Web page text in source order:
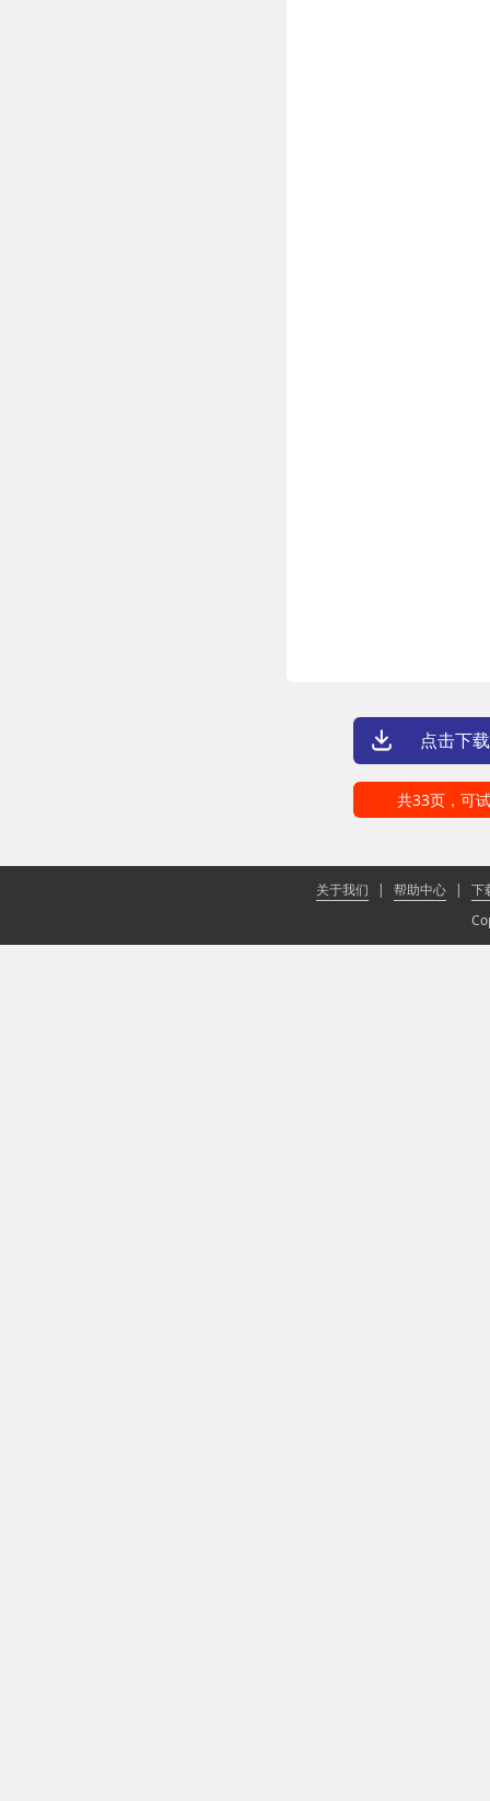
点击下
共33页，可
关于我们 | 帮助中心 |
下